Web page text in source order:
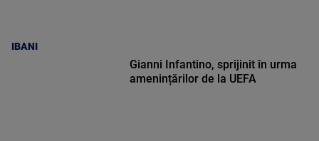
IBANI
Gianni Infantino, sprijinit în urma
amenințărilor de la UEFA